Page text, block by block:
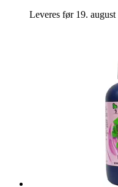
Leveres før 19. august